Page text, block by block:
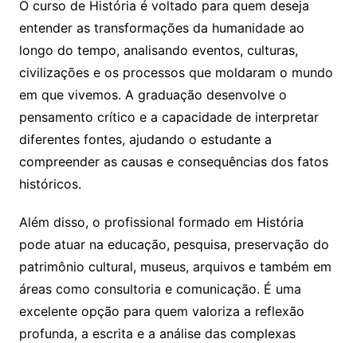
O curso de História é voltado para quem deseja
entender as transformações da humanidade ao
longo do tempo, analisando eventos, culturas,
civilizações e os processos que moldaram o mundo
em que vivemos. A graduação desenvolve o
pensamento crítico e a capacidade de interpretar
diferentes fontes, ajudando o estudante a
compreender as causas e consequências dos fatos
históricos.
Além disso, o profissional formado em História
pode atuar na educação, pesquisa, preservação do
patrimônio cultural, museus, arquivos e também em
áreas como consultoria e comunicação. É uma
excelente opção para quem valoriza a reflexão
profunda, a escrita e a análise das complexas